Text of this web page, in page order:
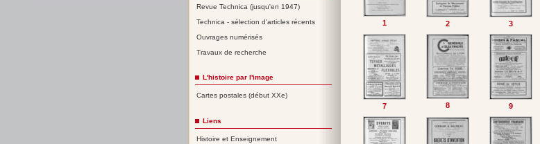
1 2 3
7 8 9
Revue Technica (jusqu'en 1947)
Technica - sélection d'articles récents
Ouvrages numérisés
Travaux de recherche
L'histoire par l'image
Cartes postales (début XXe)
Liens
Histoire et Enseignement